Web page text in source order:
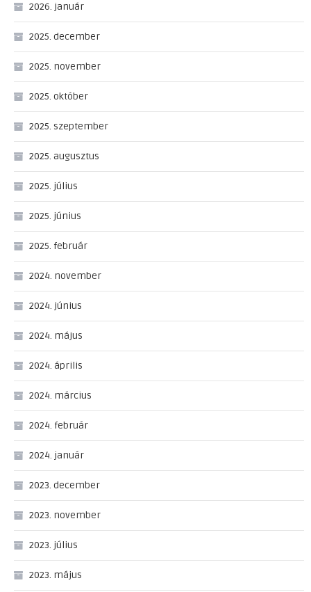
2026. január
2025. december
2025. november
2025. október
2025. szeptember
2025. augusztus
2025. július
2025. június
2025. február
2024. november
2024. június
2024. május
2024. április
2024. március
2024. február
2024. január
2023. december
2023. november
2023. július
2023. május